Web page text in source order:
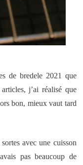
de bredele 2021 que
j’ai réalisé que
bon, mieux vaut tard
avec une cuisson
pas beaucoup de